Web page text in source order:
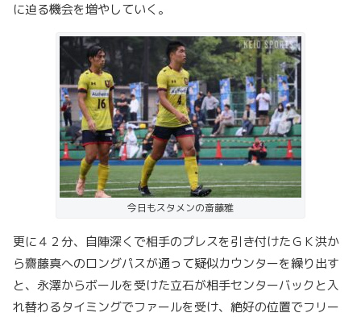
に迫る機会を増やしていく。
今日もスタメンの斎藤雅
更に４２分、自陣深くで相手のプレスを引き付けたＧＫ洪か
ら齋藤真へのロングパスが通って疑似カウンターを繰り出す
と、永澤からボールを受けた立石が相手センターバックと入
れ替わるタイミングでファールを受け、絶好の位置でフリー